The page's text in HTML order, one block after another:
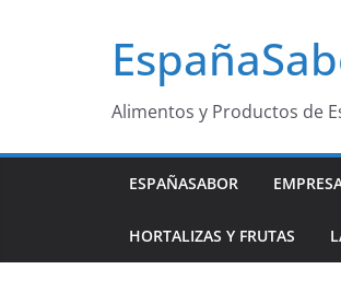
Alimentos y Productos de
ESPAÑASABOR
HORTALIZAS Y FRUTAS